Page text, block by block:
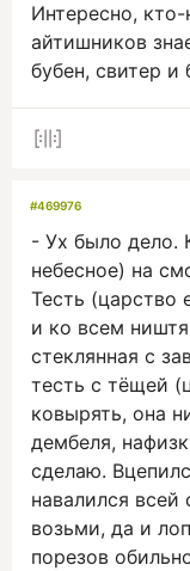
Интересно,
айтишников
бубен, свитер и
#469976
- Ух было дело.
небесное) на
Тесть (царство
и ко всем
стеклянная с
тесть с тёщей
ковырять, она
дембеля,
сделаю.
навалился
возьми, да и
порезов